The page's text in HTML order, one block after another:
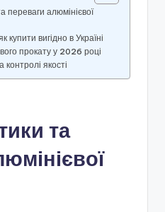
переваги алюмінієвої
вигідно в Україні
прокату у 2026 році
контролі якості
та